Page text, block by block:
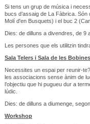
Si tens un grup de música i
bucs d’assaig de La Fàbrica.
Molí d'en Busquets) i el buc 2
Dies: de dilluns a divendres, de 9
Les persones que els utilitzin
Sala Telers i Sala de les Bobines
Necessites un espai per reunir-
les associacions sense ànim de
l’objectiu que hi pugueu dur a
lúdic.
Dies: de dilluns a diumenge,
Workshop